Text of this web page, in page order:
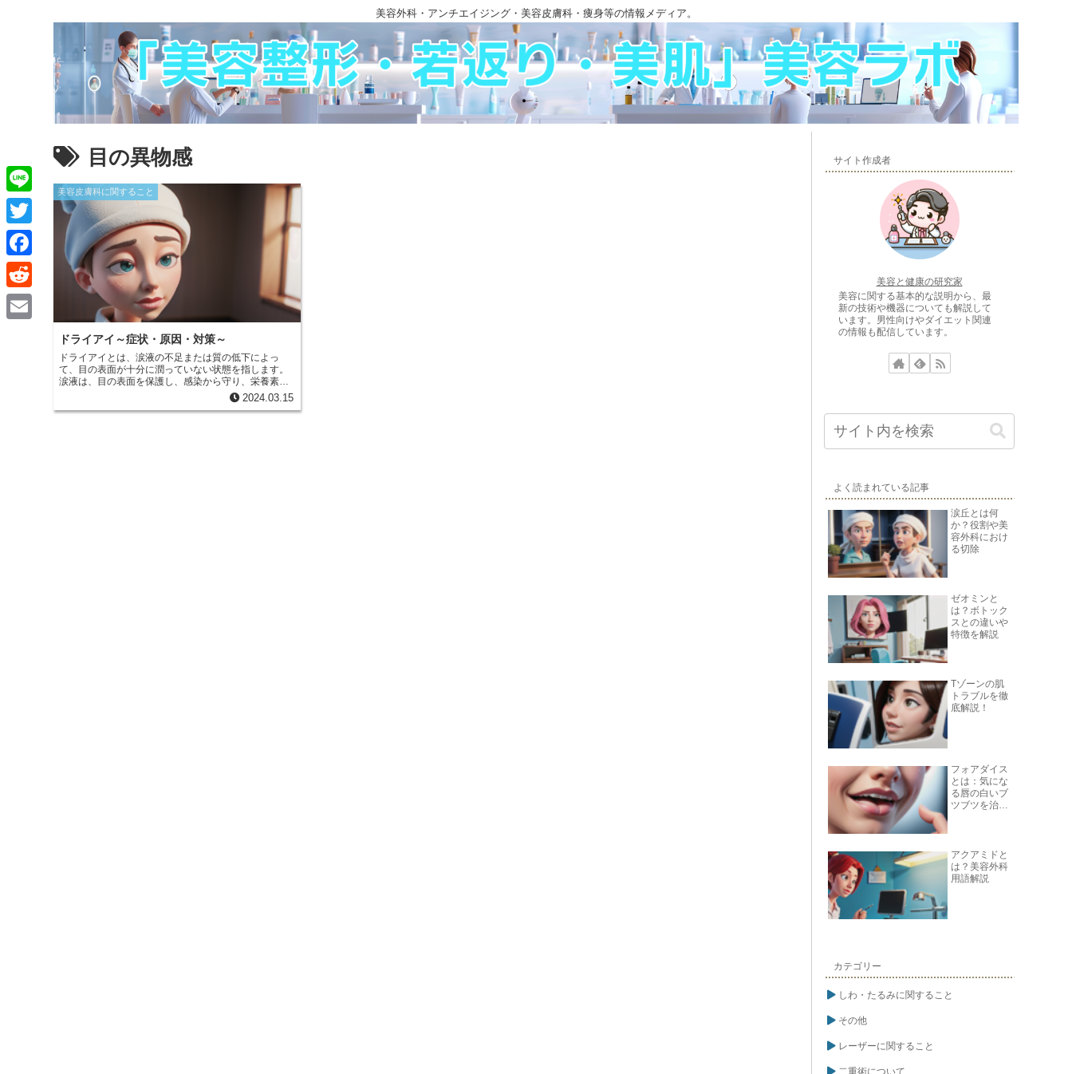
美容外科・アンチエイジング・美容皮膚科・痩身等の情報メディア。
目の異物感
美容皮膚科に関すること
ドライアイ～症状・原因・対策～
ドライアイとは、涙液の不足または質の低下によっ
て、目の表面が十分に潤っていない状態を指します。
涙液は、目の表面を保護し、感染から守り、栄養素を
供給するのに不可欠です。涙液の分泌量が減少した
り、質が低下したりすると、目の表面に不快な症状が
2024.03.15
サイト作成者
美容と健康の研究家
美容に関する基本的な説明から、最
新の技術や機器についても解説して
います。男性向けやダイエット関連
の情報も配信しています。
よく読まれている記事
涙丘とは何
か？役割や美
容外科におけ
る切除
ゼオミンと
は？ボトック
スとの違いや
特徴を解説
Tゾーンの肌
トラブルを徹
底解説！
フォアダイス
とは：気にな
る唇の白いブ
ツブツを治す
アクアミドと
は？美容外科
用語解説
カテゴリー
しわ・たるみに関すること
その他
レーザーに関すること
二重術について
L
i
n
e
T
w
i
t
F
a
c
R